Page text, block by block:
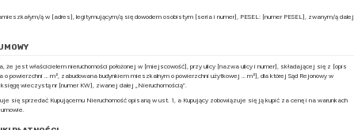
ą w [adres], legitymującym/ą się dowodem osobistym [seria i numer], PESEL: [numer PESEL], zwanym/ą dalej
że jest właścicielem nieruchomości położonej w [miejscowość], przy ulicy [nazwa ulicy i numer], składającej się z [opis
o powierzchni … m², zabudowana budynkiem mieszkalnym o powierzchni użytkowej … m²], dla której Sąd Rejonowy w
wieczystą nr [numer KW], zwanej dalej „Nieruchomością”.
się sprzedać Kupującemu Nieruchomość opisaną w ust. 1, a Kupujący zobowiązuje się ją kupić za cenę i na warunkach